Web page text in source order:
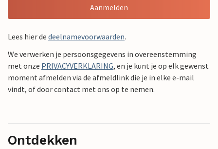
Aanmelden
Lees hier de deelnamevoorwaarden.
We verwerken je persoonsgegevens in overeenstemming
met onze PRIVACYVERKLARING, en je kunt je op elk gewenst
moment afmelden via de afmeldlink die je in elke e-mail
vindt, of door contact met ons op te nemen.
Ontdekken